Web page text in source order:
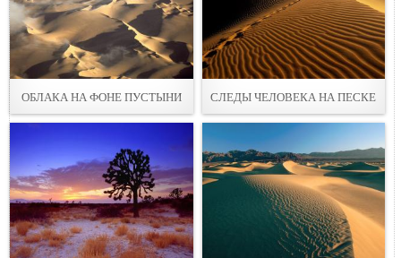
ОБЛАКА НА ФОНЕ ПУСТЫНИ СЛЕДЫ ЧЕЛОВЕКА НА ПЕСКЕ